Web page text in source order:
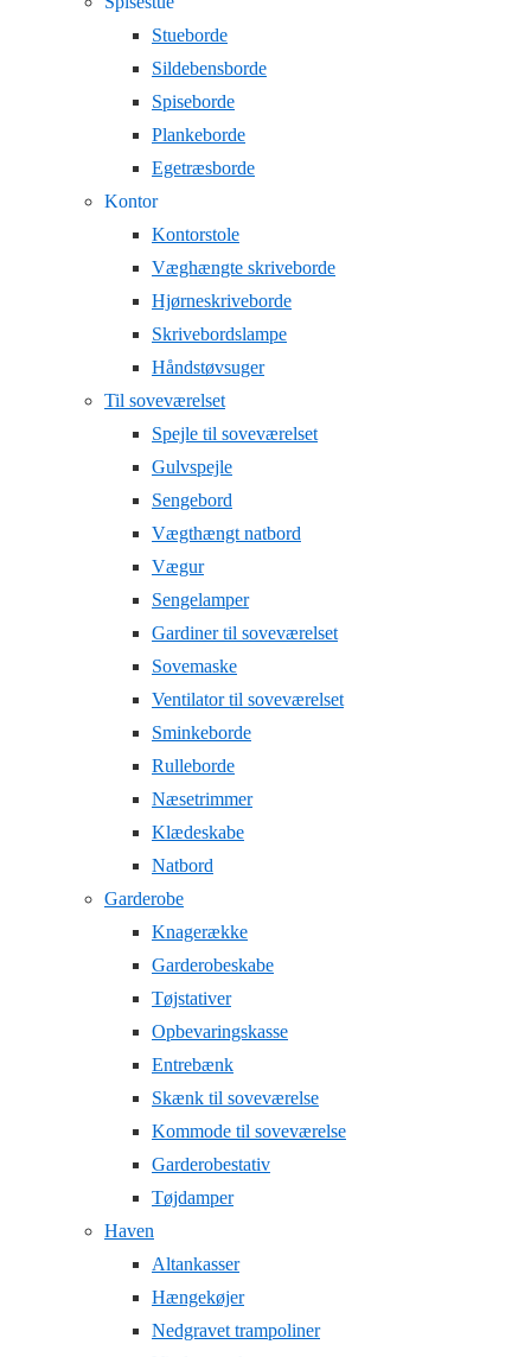
Stueborde
Sildebensborde
Spiseborde
Plankeborde
Egetræsborde
Kontor
Kontorstole
Væghængte skriveborde
Hjørneskriveborde
Skrivebordslampe
Håndstøvsuger
Til soveværelset
Spejle til soveværelset
Gulvspejle
Sengebord
Vægthængt natbord
Vægur
Sengelamper
Gardiner til soveværelset
Sovemaske
Ventilator til soveværelset
Sminkeborde
Rulleborde
Næsetrimmer
Klædeskabe
Natbord
Garderobe
Knagerække
Garderobeskabe
Tøjstativer
Opbevaringskasse
Entrebænk
Skænk til soveværelse
Kommode til soveværelse
Garderobestativ
Tøjdamper
Haven
Altankasser
Hængekøjer
Nedgravet trampoliner